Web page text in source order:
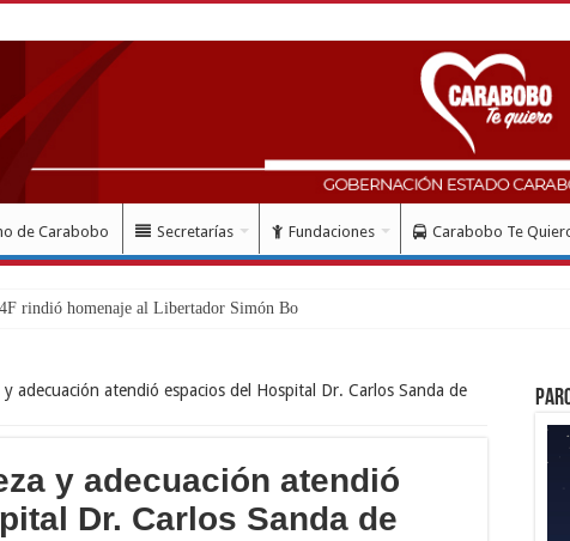
de Carabobo Secretarías Fundaciones Carabobo Te
rindió homenaje al Libertador Simón Bolívar recordando su ges
y adecuación atendió espacios del Hospital Dr. Carlos Sanda de
y adecuación atendió
Dr. Carlos Sanda de